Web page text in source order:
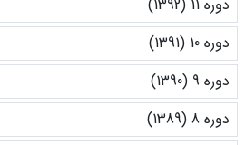
دوره 11 (1392)
دوره 10 (1391)
دوره 9 (1390)
دوره 8 (1389)